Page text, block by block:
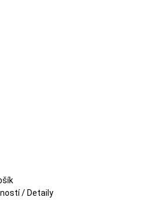
Tento
/ Detaily